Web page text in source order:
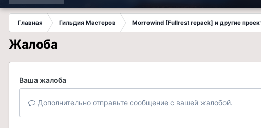
Главная Гильдия Мастеров Morrowind [Fullrest repack] и другие
Жалоба
Ваша жалоба
Дополнительно отправьте сообщение с вашей жалобой.